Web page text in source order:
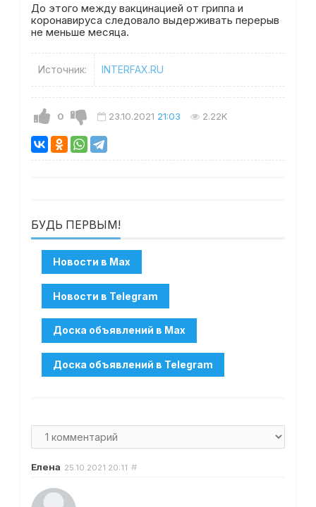
До этого между вакцинацией от гриппа и
коронавируса следовало выдерживать перерыв
не меньше месяца.
Источник: INTERFAX.RU
0 23.10.2021 21:03 2.22K
БУДЬ ПЕРВЫМ!
Елена 25.10.2021 20:11 #